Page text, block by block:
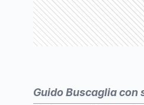
Guido Buscaglia con